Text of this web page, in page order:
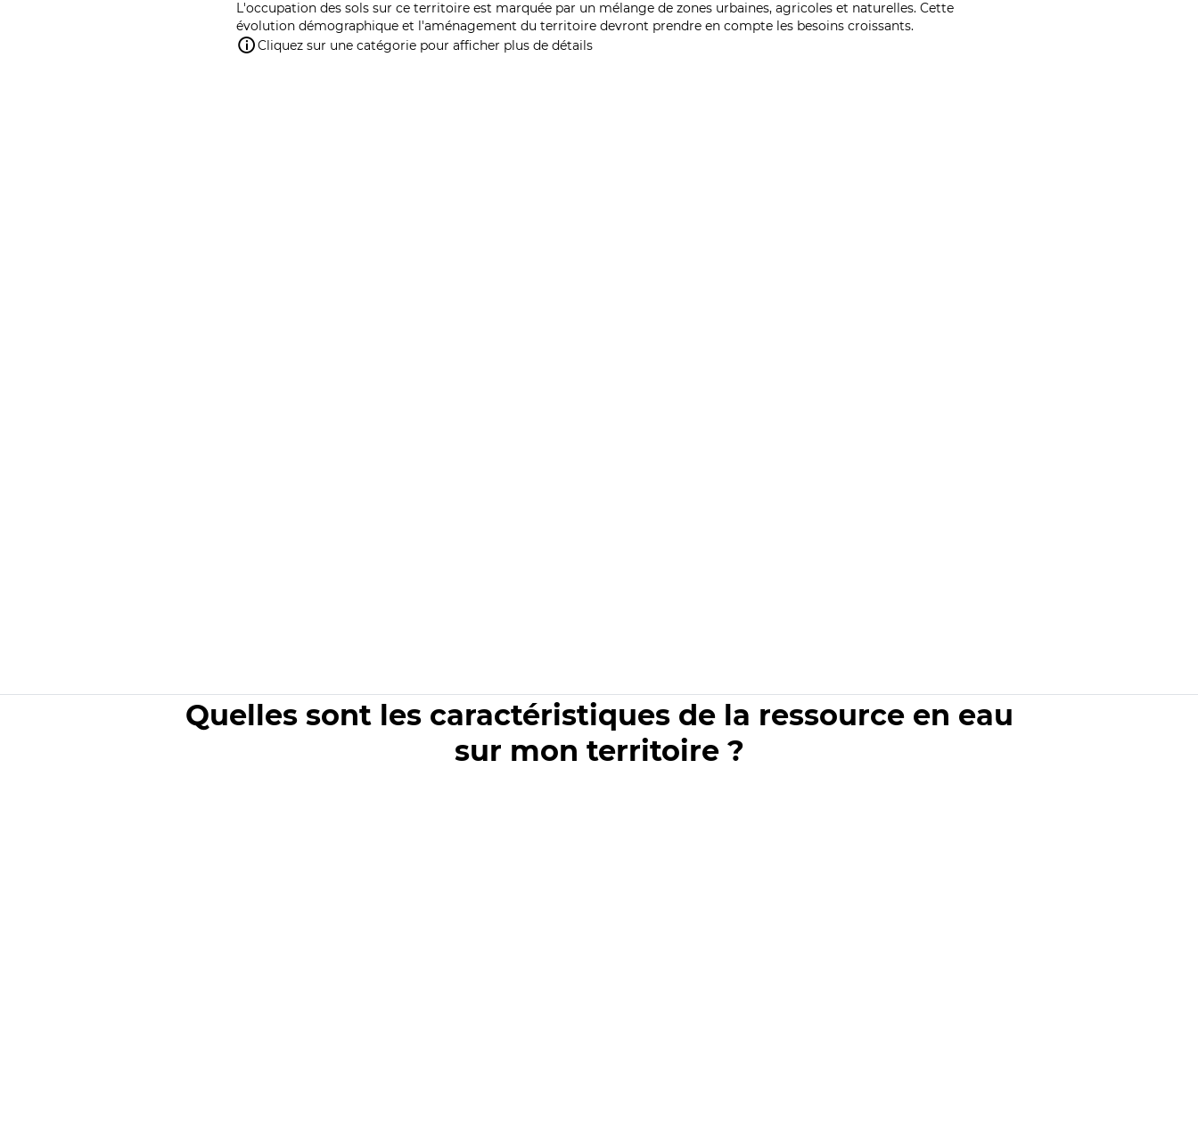
L'occupation des sols sur ce territoire est marquée par un mélange de zones urbaines, agricoles et naturelles. Cette
évolution démographique et l'aménagement du territoire devront prendre en compte les besoins croissants.
Cliquez sur une catégorie pour afficher plus de détails
Quelles sont les caractéristiques de la ressource en eau
sur mon territoire ?